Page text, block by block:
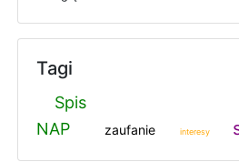
Tagi
Spis
NAP
zaufanie interesy